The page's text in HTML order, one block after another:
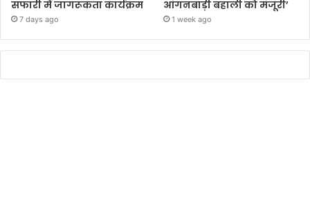
सफारी में जागरूकता कार्यक्रम
7 days ago
आंगनबाड़ी बहाली को मंजूरी’
1 week ago